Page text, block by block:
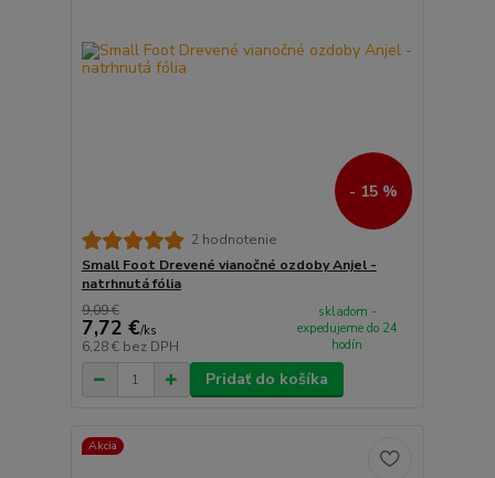
- 15 %
2 hodnotenie
Small Foot Drevené vianočné ozdoby Anjel -
natrhnutá fólia
9,09 €
7,72 €/ks
6,28 € bez DPH
skladom -
expedujeme do 24
hodín
Pridať do košíka
Akcia